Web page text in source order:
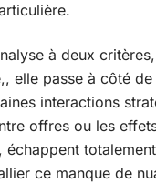
à deux
elle passe à côté
interactions
offres ou les
échappent
ce manque de